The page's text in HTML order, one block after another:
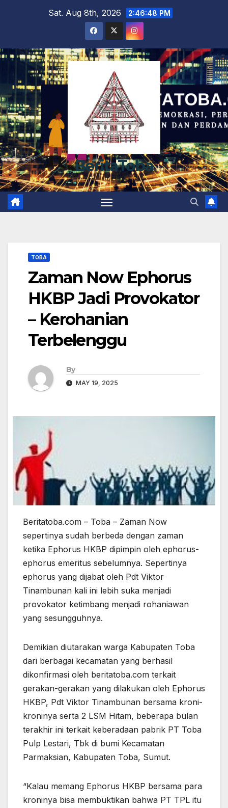
Sat. Aug 8th, 2026 2:46:49 PM
BeritaToba
TOBA
Zaman Now Ephorus
HKBP Jadi Provokator
– Kerohanian
Terbelenggu
By
MAY 19, 2025
Beritatoba.com – Toba – Zaman Now
sepertinya sudah berbeda dengan zaman
ketika Ephorus HKBP dipimpin oleh ephorus-
ephorus emeritus sebelumnya. Sepertinya
ephorus yang dijabat oleh Pdt Viktor
Tinambunan kali ini lebih suka menjadi
provokator ketimbang menjadi rohaniawan
yang sesungguhnya.
Demikian diutarakan warga Kabupaten Toba
dari berbagai kecamatan yang berhasil
dikonfirmasi oleh beritatoba.com terkait
gerakan-gerakan yang dilakukan oleh Ephorus
HKBP, Pdt Viktor Tinambunan bersama kroni-
kroninya serta 2 LSM Hitam, beberapa bulan
terakhir ini terkait keberadaan pabrik PT Toba
Pulp Lestari, Tbk di bumi Kecamatan
Parmaksian, Kabupaten Toba, Sumut.
“Kalau memang Ephorus HKBP bersama para
kroninya bisa membuktikan bahwa PT TPL itu